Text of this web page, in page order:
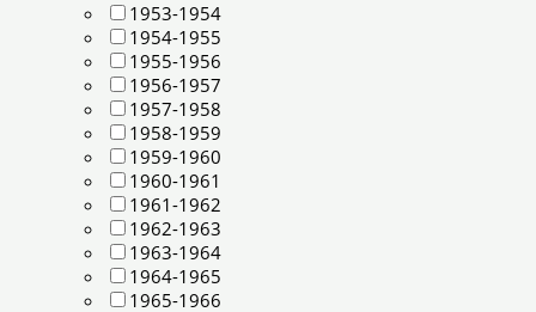
1953-1954
1954-1955
1955-1956
1956-1957
1957-1958
1958-1959
1959-1960
1960-1961
1961-1962
1962-1963
1963-1964
1964-1965
1965-1966